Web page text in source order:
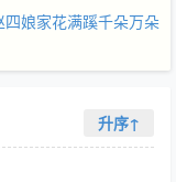
四娘家花满蹊千朵万朵
升序↑